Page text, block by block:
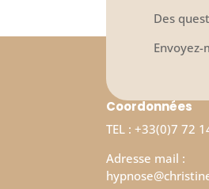
Des
Envoyez-
Coordonnées
TEL : +33(0)7 72
Adresse mail :